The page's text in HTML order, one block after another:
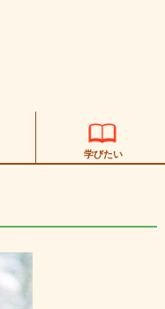
学びたい